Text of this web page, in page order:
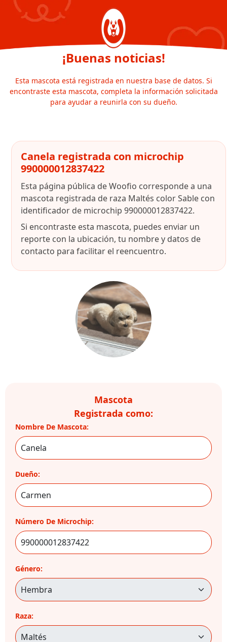
¡Buenas noticias!
Esta mascota está registrada en nuestra base de datos. Si
encontraste esta mascota, completa la información solicitada
para ayudar a reunirla con su dueño.
Canela registrada con microchip
990000012837422
Esta página pública de Woofio corresponde a una
mascota registrada de raza Maltés color Sable con
identificador de microchip 990000012837422.
Si encontraste esta mascota, puedes enviar un
reporte con la ubicación, tu nombre y datos de
contacto para facilitar el reencuentro.
Mascota
Registrada como:
Nombre De Mascota:
Dueño:
Número De Microchip:
Género:
Raza: